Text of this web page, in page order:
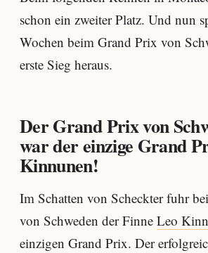
schon ein zweiter Platz. Und nun
Wochen beim Grand Prix von
erste Sieg heraus.
Der Grand Prix von
war der einzige Grand
Kinnunen!
Im Schatten von Scheckter fuhr
von Schweden der Finne Leo
einzigen Grand Prix. Der